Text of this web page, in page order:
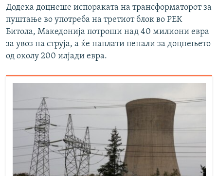
Додека доцнеше испораката на трансформаторот за
пуштање во употреба на третиот блок во РЕК
Битола, Македонија потроши над 40 милиони евра
за увоз на струја, а ќе наплати пенали за доцнењето
од околу 200 илјади евра.